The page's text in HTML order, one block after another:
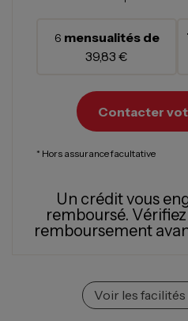
6 mensualités de
39,83 €
Contacter
* Hors assurance facultative
Un crédit vous
remboursé.
remboursement
Voir les